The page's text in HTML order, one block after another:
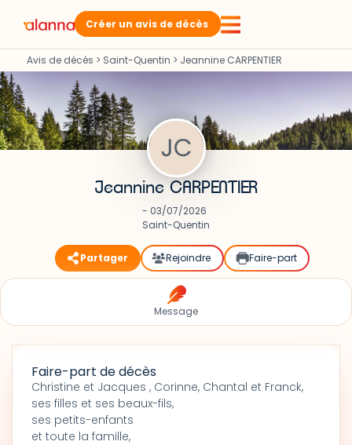
Créer un avis de décès
Avis de décès > Saint-Quentin > Jeannine CARPENTIER
Jeannine CARPENTIER
- 03/07/2026
Saint-Quentin
Partager Rejoindre Faire-part
Message
Faire-part de décès
Christine et Jacques , Corinne, Chantal et Franck,
ses filles et ses beaux-fils,
ses petits-enfants
et toute la famille,